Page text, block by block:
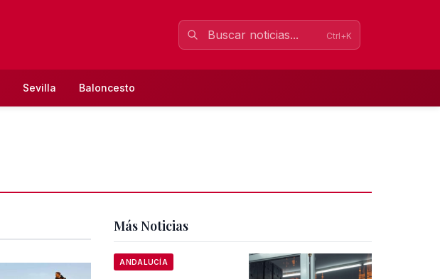
Ctrl+K
Sevilla Baloncesto
Más Noticias
ANDALUCÍA